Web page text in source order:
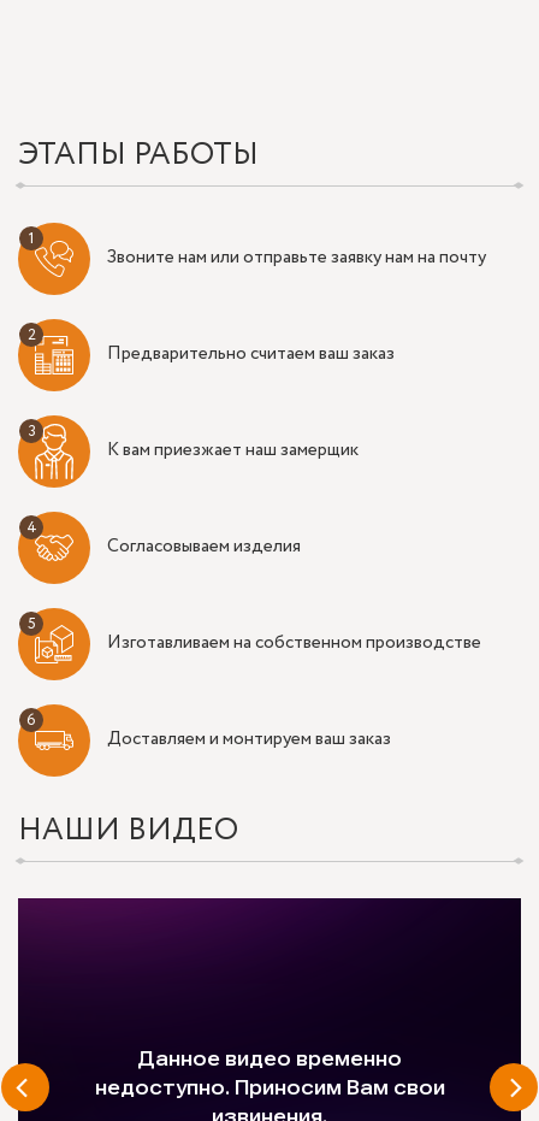
ЭТАПЫ РАБОТЫ
Звоните нам или отправьте заявку нам на почту
Предварительно считаем ваш заказ
К вам приезжает наш замерщик
Согласовываем изделия
Изготавливаем на собственном производстве
Доставляем и монтируем ваш заказ
НАШИ ВИДЕО